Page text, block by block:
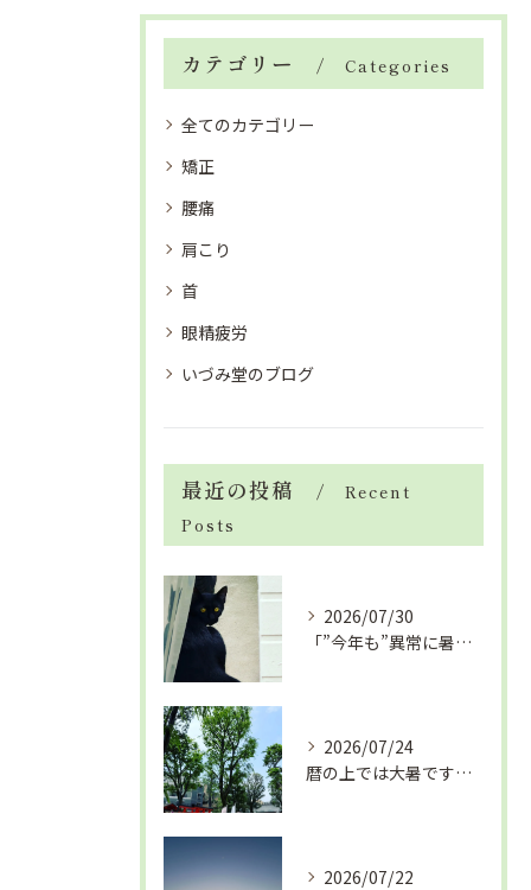
カテゴリー Categories
全てのカテゴリー
矯正
腰痛
肩こり
首
眼精疲労
いづみ堂のブログ
最近の投稿
Recent
Posts
2026/07/30
「”今年も”異常に暑い夏」酷暑+冷房＝夏風邪、腰痛、ひざの痛...
2026/07/24
暦の上では大暑です！腰痛や肩こりから来る頭痛
2026/07/22